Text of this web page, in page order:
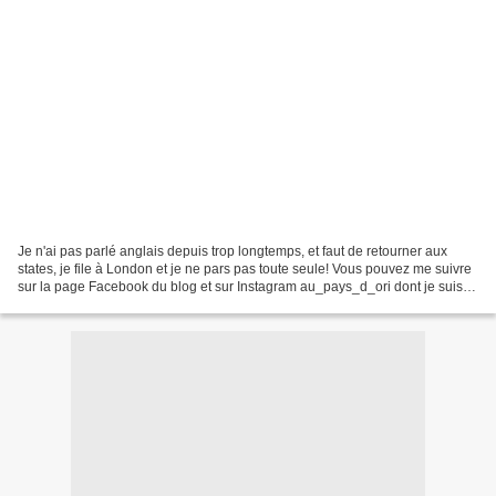
Je n'ai pas parlé anglais depuis trop longtemps, et faut de retourner aux
states, je file à London et je ne pars pas toute seule! Vous pouvez me suivre
sur la page Facebook du blog et sur Instagram au_pays_d_ori dont je suis